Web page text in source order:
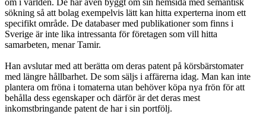
sökning så att bolag exempelvis lätt kan hitta experterna inom ett
specifikt område. De databaser med publikationer som finns i
Sverige är inte lika intressanta för företagen som vill hitta
samarbeten, menar Tamir.
Han avslutar med att berätta om deras patent på körsbärstomater
med längre hållbarhet. De som säljs i affärerna idag. Man kan inte
plantera om fröna i tomaterna utan behöver köpa nya frön för att
behålla dess egenskaper och därför är det deras mest
inkomstbringande patent de har i sin portfölj.